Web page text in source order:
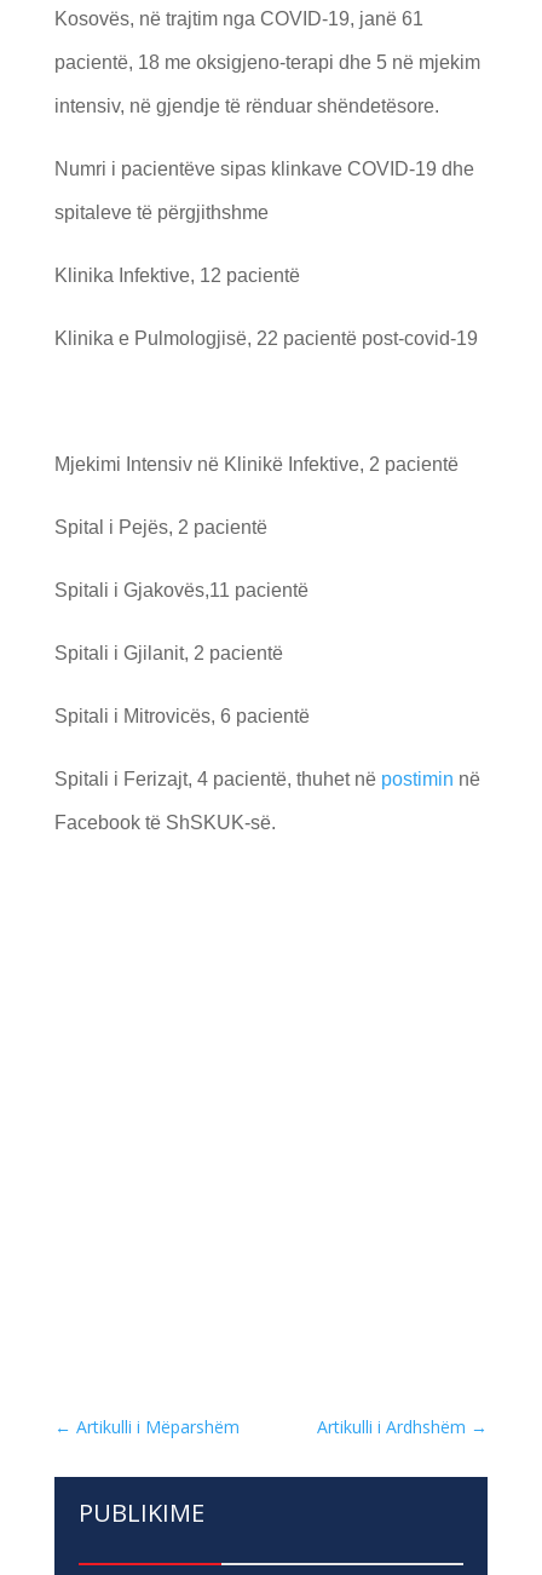
Kosovës, në trajtim nga COVID-19, janë 61
pacientë, 18 me oksigjeno-terapi dhe 5 në mjekim
intensiv, në gjendje të rënduar shëndetësore.
Numri i pacientëve sipas klinkave COVID-19 dhe
spitaleve të përgjithshme
Klinika Infektive, 12 pacientë
Klinika e Pulmologjisë, 22 pacientë post-covid-19
Mjekimi Intensiv në Klinikë Infektive, 2 pacientë
Spital i Pejës, 2 pacientë
Spitali i Gjakovës,11 pacientë
Spitali i Gjilanit, 2 pacientë
Spitali i Mitrovicës, 6 pacientë
Spitali i Ferizajt, 4 pacientë, thuhet në postimin në
Facebook të ShSKUK-së.
← Artikulli i Mëparshëm Artikulli i Ardhshëm →
PUBLIKIME